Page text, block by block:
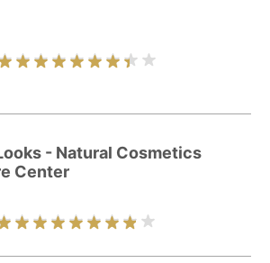
- Natural Cosmetics
Center